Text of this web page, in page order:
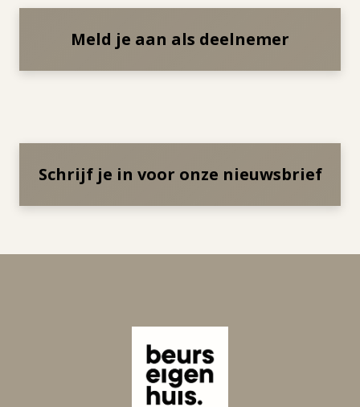
Meld je aan als deelnemer
Schrijf je in voor onze nieuwsbrief